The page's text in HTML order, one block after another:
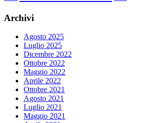
Archivi
Agosto 2025
Luglio 2025
Dicembre 2022
Ottobre 2022
Maggio 2022
Aprile 2022
Ottobre 2021
Agosto 2021
Luglio 2021
Maggio 2021